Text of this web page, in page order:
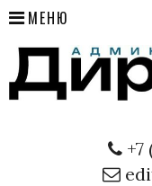
МЕНЮ
+7